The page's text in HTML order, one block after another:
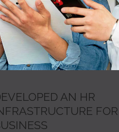
AN HR